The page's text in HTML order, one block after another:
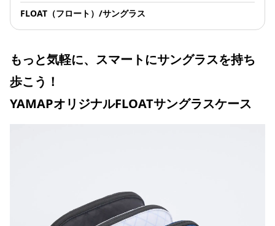
下げて一杯お山登りま
す。 サングラスケース
https://store.yamap.com/products/
#アイテムレビュー
品
FLOAT（フロート）/サングラス
もっと気軽に、スマートにサングラスを持ち
歩こう！
YAMAPオリジナルFLOATサングラスケース